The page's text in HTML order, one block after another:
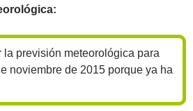
la previsión meteorológica para
noviembre de 2015 porque ya ha